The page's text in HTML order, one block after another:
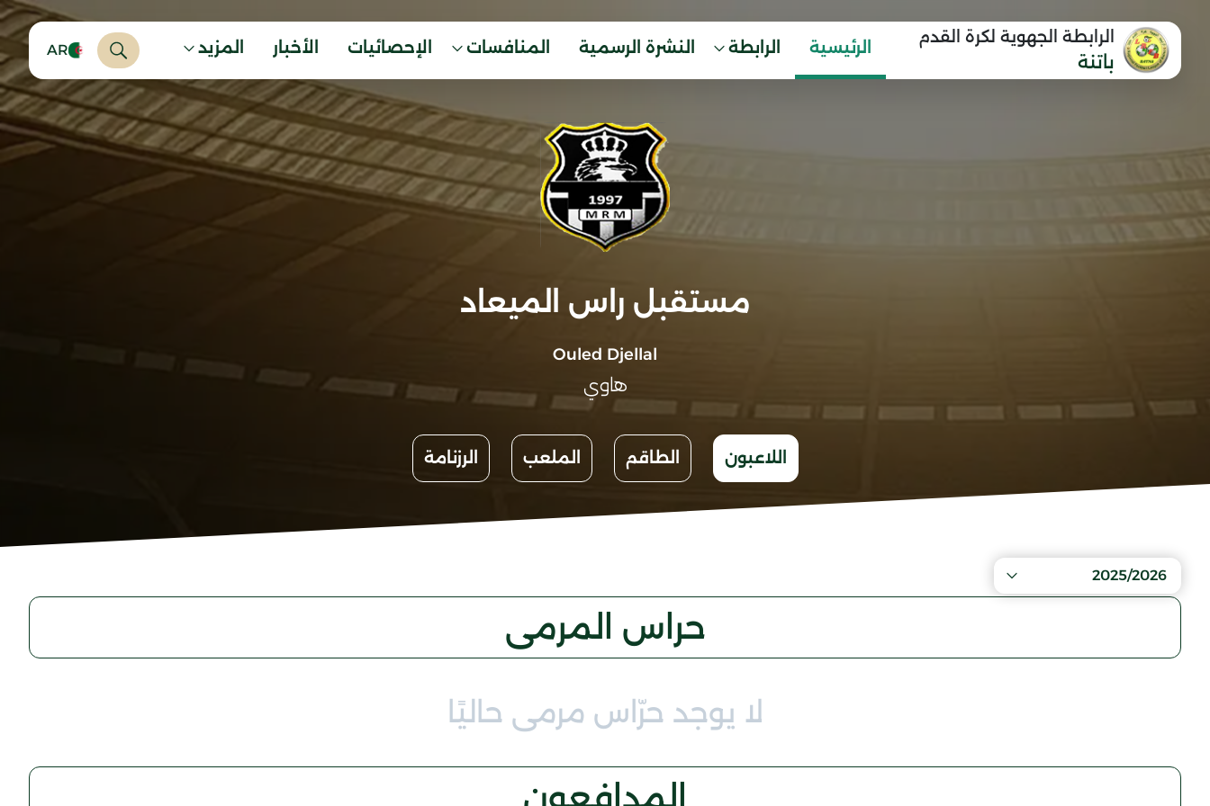
الرابطة الجهوية لكرة القدم
باتنة
الرئيسية الرابطة النشرة الرسمية المنافسات الإحصائيات الأخبار المزيد AR
مستقبل راس الميعاد
Ouled Djellal
هاوي
اللاعبون الطاقم الملعب الرزنامة
2025/2026
حراس المرمى
لا يوجد حرّاس مرمى حاليًا
المدافعون